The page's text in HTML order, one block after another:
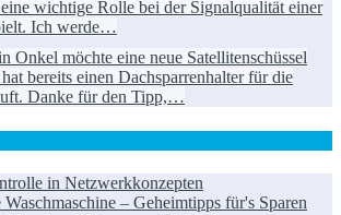
wichtige Rolle bei der Signalqualität einer
Ich werde…
Onkel möchte eine neue Satellitenschüssel
bereits einen Dachsparrenhalter für die
Danke für den Tipp,…